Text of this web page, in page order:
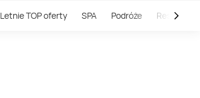
Letnie TOP oferty SPA Podróże